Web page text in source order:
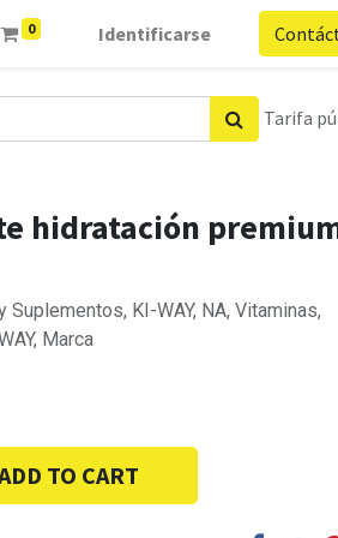
0 Identificarse
Tarifa
hidratación
KI-WAY, NA, Vitaminas,
Marca
TO CART